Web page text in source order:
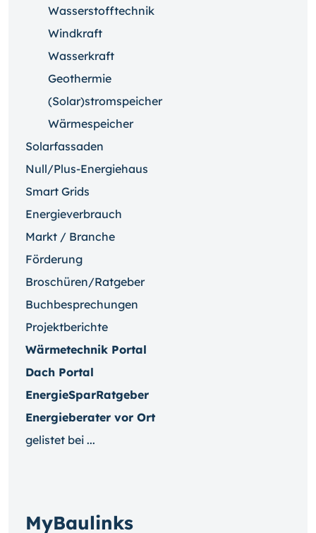
Wasserstofftechnik
Windkraft
Wasserkraft
Geothermie
(Solar)stromspeicher
Wärmespeicher
Solarfassaden
Null/Plus-Energiehaus
Smart Grids
Energieverbrauch
Markt / Branche
Förderung
Broschüren/Ratgeber
Buchbesprechungen
Projektberichte
Wärmetechnik Portal
Dach Portal
EnergieSparRatgeber
Energieberater vor Ort
gelistet bei ...
MyBaulinks